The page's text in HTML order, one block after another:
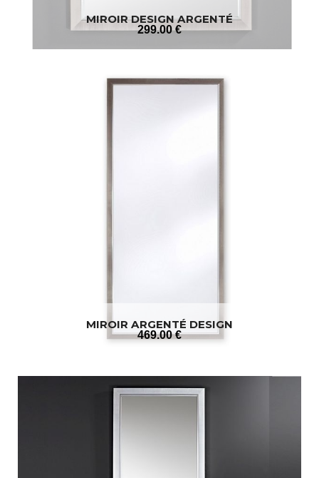
MIROIR DESIGN ARGENTÉ
299.00 €
MIROIR ARGENTÉ DESIGN
469.00 €